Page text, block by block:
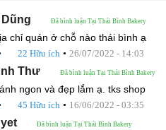
Đã bình luận Tại Thái Bình Bakery
chỉ quán ở chỗ nào thái bình ạ
22 Hữu ích • 26/07/2022 - 14:03
Thư Đã bình luận Tại Thái Bình Bakery
ngon và đẹp lắm ạ. tks shop
45 Hữu ích • 16/06/2022 - 03:35
Đã bình luận Tại Thái Bình Bakery